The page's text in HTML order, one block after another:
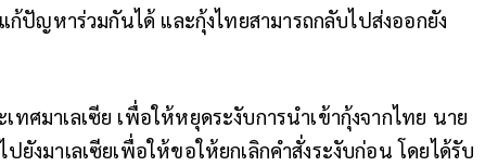
ก้ปัญหาร่วมกันได้ และกุ้งไทยสามารถกลับไปส่งออกยัง
ทศมาเลเซีย เพื่อให้หยุดระงับการนำเข้ากุ้งจากไทย นาย
ยังมาเลเซียเพื่อให้ขอให้ยกเลิกคำสั่งระงับก่อน โดยได้รับ